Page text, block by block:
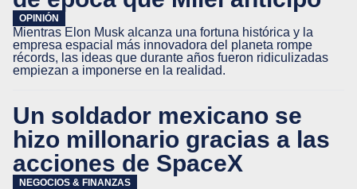
OPINIÓN
Mientras Elon Musk alcanza una fortuna histórica y la
empresa espacial más innovadora del planeta rompe
récords, las ideas que durante años fueron ridiculizadas
empiezan a imponerse en la realidad.
Un soldador mexicano se
hizo millonario gracias a las
acciones de SpaceX
NEGOCIOS & FINANZAS